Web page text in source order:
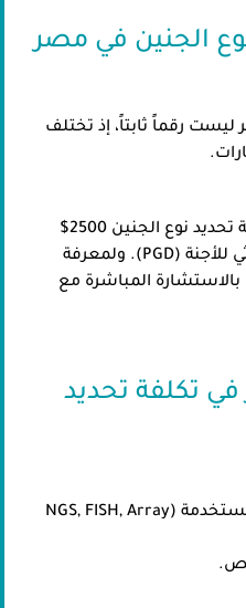
الجنين في مصر
رقماً ثابتاً، إذ تختلف
ولكن بشكل عام، متوسط تكلفة تحديد نوع الجنين 2500$
للحقن المجهري والفحص الوراثي للأجنة (PGD). ولمعرفة
بالاستشارة المباشرة مع
في تكلفة تحديد
نوع تقنية الفحص الوراثي المستخدمة (NGS, FISH, Array